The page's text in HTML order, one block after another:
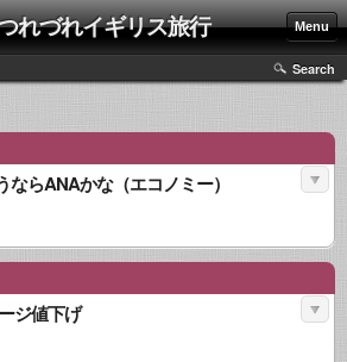
れづれイギリス旅行 Menu
Search
らANAかな（エコノミー）
ジ値下げ